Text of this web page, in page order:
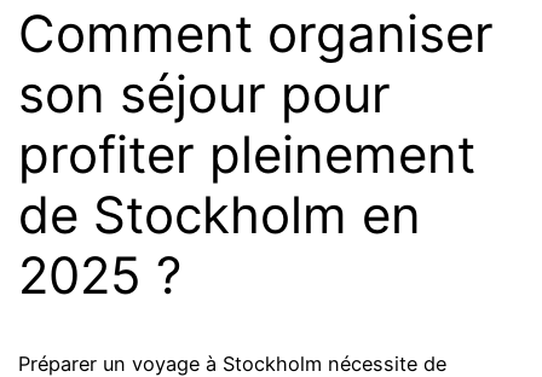
Comment organiser
son séjour pour
profiter pleinement
de Stockholm en
2025 ?
Préparer un voyage à Stockholm nécessite de